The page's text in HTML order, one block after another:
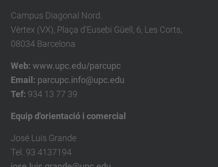
Campus Diagonal Nord.
Vèrtex (VX), Plaça d'Eusebi Güell, 6, Les Corts,
08034 Barcelona
Web: www.upc.edu/parcupc
Email: parcupc.info@upc.edu
Tef: 934 13 77 39
Equip d'orientació i comercial
José Luís Grande
Tel. 93 4137194